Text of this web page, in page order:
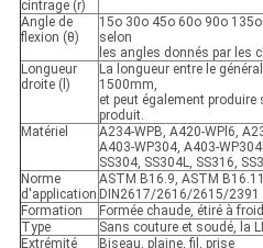
cintrage (r)
Angle de
flexion (θ)
15o 30o 45o 60o 90o
selon
les angles donnés par les
Longueur
droite (l)
La longueur entre le
1500mm,
et peut également
produit.
Matériel
A234-WPB, A420-WPl6,
A403-WP304, A403-
SS304, SS304L, SS316,
Norme
d'application
ASTM B16.9, ASTM
DIN2617/2616/2615/2391
Formation
Formée chaude, étiré à froid
Type
Sans couture et soudé, la
Extrémité
Biseau, plaine, fil, prise